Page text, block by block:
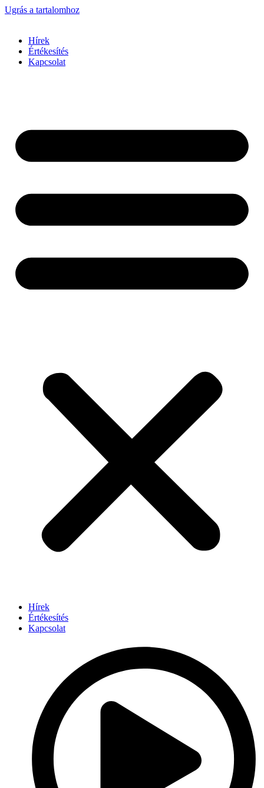
Ugrás a tartalomhoz
Hírek
Értékesítés
Kapcsolat
Hírek
Értékesítés
Kapcsolat